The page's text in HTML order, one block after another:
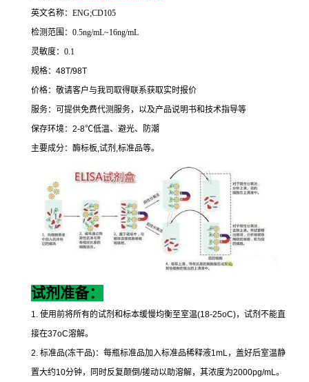
英文名称： ENG;CD105
检测范围： 0.5ng/mL~16ng/mL
灵敏度： 0.1
规格： 48T/98T
价格：敬请客户与我司取得联系获取实时报价
服务：可提供免费代测服务，以及产品说明书和技术指导等
保存环境： 2-8℃低温、避光、防潮
主要成分：酶标板,试剂 ,标准品等。
试剂准备：
1. 使用前将所有的试剂和标本缓慢均衡至室温(18-25oC)，试剂不能直
接在37oC溶解。
2. 标准品(冻干品)：每瓶标准品加入标准品稀释液1mL，盖好后室温静
置大约10分钟，同时反复颠倒/搓动以助溶解，其浓度为2000pg/mL。